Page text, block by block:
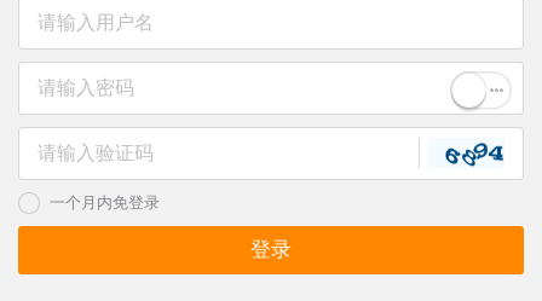
一个月内免登录
登录